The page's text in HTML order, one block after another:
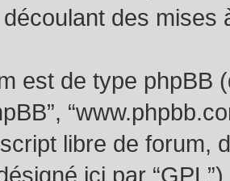
des mises
est de type phpBB
libre de forum,
ici par